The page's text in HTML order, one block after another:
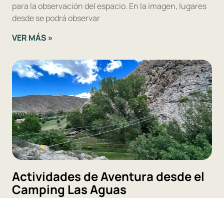
para la observación del espacio. En la imagen, lugares
desde se podrá observar
VER MÁS »
Actividades de Aventura desde el
Camping Las Aguas